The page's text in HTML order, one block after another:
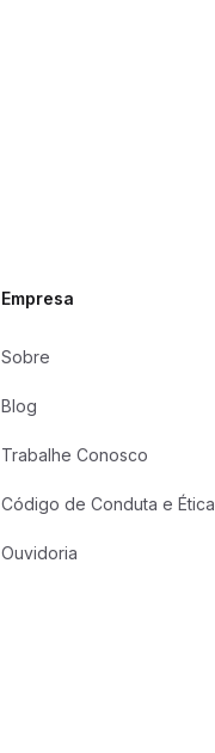
Empresa
Sobre
Blog
Trabalhe Conosco
Código de Conduta e Ética
Ouvidoria